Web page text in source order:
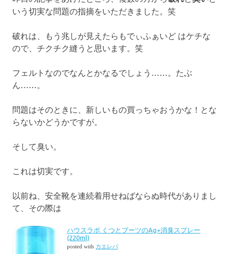
いう切実な問題の指摘をいただきました。笑
破れは、もう兆しが見えたらもでぃふぁいど はケチな
ので、チクチク縫うと思います。笑
フェルトなのでなんとかなるでしょう……。たぶ
ん……。
問題はそのときに、新しいもの買っちゃおうかな！とな
らないかどうかですが。
そして臭い。
これは切実です。
以前ね、安全靴を連続着用せねばならぬ時代がありまし
て、その際は
ハウスラボ くつとブーツのAg+消臭スプレー
(220ml)
posted with カエレバ